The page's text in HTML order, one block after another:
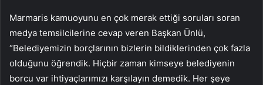
Marmaris kamuoyunu en çok merak ettiği soruları soran
medya temsilcilerine cevap veren Başkan Ünlü,
“Belediyemizin borçlarının bizlerin bildiklerinden çok fazla
olduğunu öğrendik. Hiçbir zaman kimseye belediyenin
borcu var ihtiyaçlarımızı karşılayın demedik. Her şeye